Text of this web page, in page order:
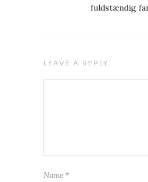
fuldstændig
LEAVE A REPLY
Name *